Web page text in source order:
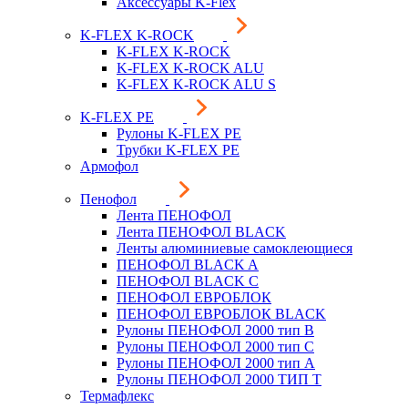
K-FLEX K-ROCK
K-FLEX K-ROCK
K-FLEX K-ROCK ALU
K-FLEX K-ROCK ALU S
K-FLEX PE
Рулоны K-FLEX PE
Трубки K-FLEX PE
Армофол
Пенофол
Лента ПЕНОФОЛ
Лента ПЕНОФОЛ BLACK
Ленты алюминиевые самоклеющиеся
ПЕНОФОЛ BLACK A
ПЕНОФОЛ BLACK С
ПЕНОФОЛ ЕВРОБЛОК
ПЕНОФОЛ ЕВРОБЛОК BLACK
Рулоны ПЕНОФОЛ 2000 тип B
Рулоны ПЕНОФОЛ 2000 тип C
Рулоны ПЕНОФОЛ 2000 тип А
Рулоны ПЕНОФОЛ 2000 ТИП Т
Термафлекс